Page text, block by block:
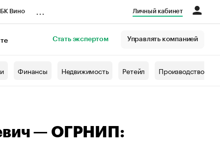
Вино Личный кабинет
Стать экспертом Управлять компанией
Финансы Недвижимость Ретейл Производство
— ОГРНИП: